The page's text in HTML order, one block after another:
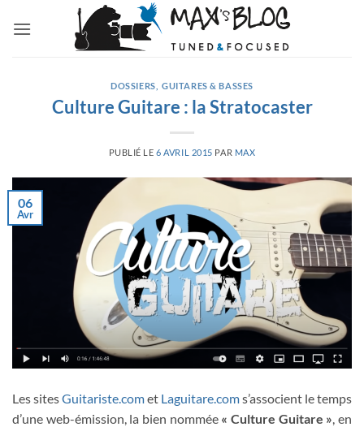
DOSSIERS GUITARES & BASSES
Culture Guitare : la Stratocaster
PUBLIÉ LE6 AVRIL 2015 PAR MAX
06
Avr
Les sitesGuitariste.comet Laguitare.coms’associent le temps
d’une web-émission, la bien nommée « Culture Guitare » , en